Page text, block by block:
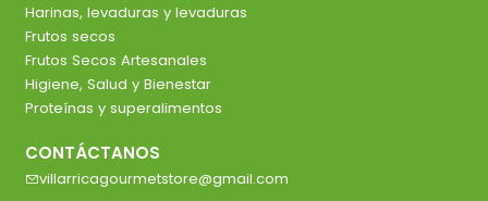
Harinas, levaduras y levaduras
Frutos secos
Frutos Secos Artesanales
Higiene, Salud y Bienestar
Proteínas y superalimentos
CONTÁCTANOS
villarricagourmetstore@gmail.com